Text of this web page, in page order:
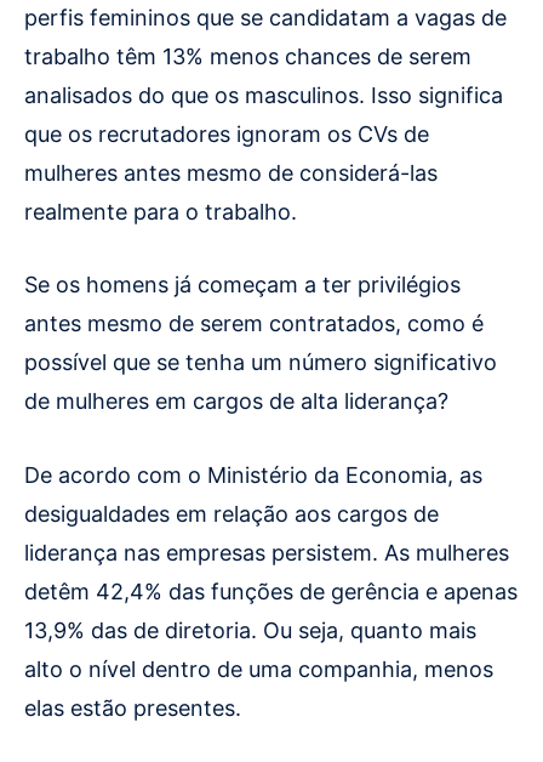
perfis femininos que se candidatam a vagas de
trabalho têm 13% menos chances de serem
analisados do que os masculinos. Isso significa
que os recrutadores ignoram os CVs de
mulheres antes mesmo de considerá-las
realmente para o trabalho.
Se os homens já começam a ter privilégios
antes mesmo de serem contratados, como é
possível que se tenha um número significativo
de mulheres em cargos de alta liderança?
De acordo com o Ministério da Economia, as
desigualdades em relação aos cargos de
liderança nas empresas persistem. As mulheres
detêm 42,4% das funções de gerência e apenas
13,9% das de diretoria. Ou seja, quanto mais
alto o nível dentro de uma companhia, menos
elas estão presentes.